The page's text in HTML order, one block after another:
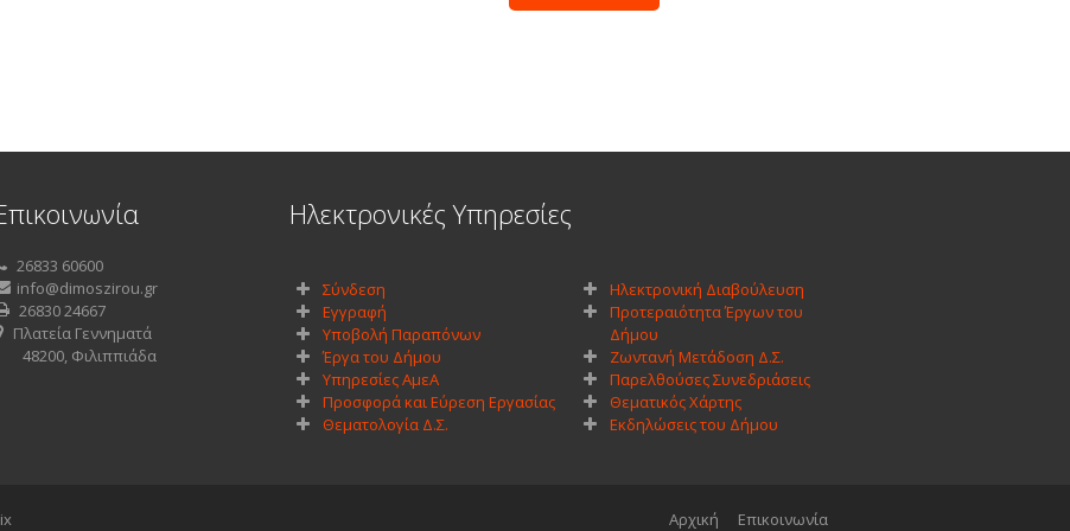
26833 60600
info@dimoszirou.gr
26830 24667
Πλατεία Γεννηματά
48200, Φιλιππιάδα
Ηλεκτρονικές Υπηρεσίες
Σύνδεση
Εγγραφή
Υποβολή Παραπόνων
Έργα του Δήμου
Υπηρεσίες ΑμεΑ
Προσφορά και Εύρεση Εργασίας
Θεματολογία Δ.Σ.
Ηλεκτρονική Διαβούλευση
Προτεραιότητα Έργων του
Δήμου
Ζωντανή Μετάδοση Δ.Σ.
Παρελθούσες Συνεδριάσεις
Θεματικός Χάρτης
Εκδηλώσεις του Δήμου
Αρχική Επικοινωνία